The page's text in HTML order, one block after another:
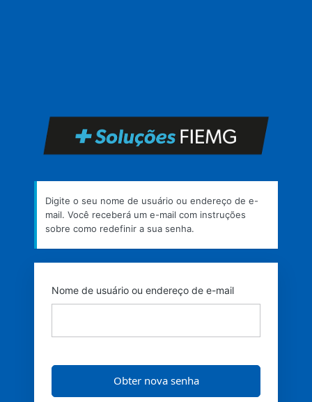
Digite o seu nome de usuário ou endereço de e-
mail. Você receberá um e-mail com instruções
sobre como redefinir a sua senha.
Nome de usuário ou endereço de e-mail